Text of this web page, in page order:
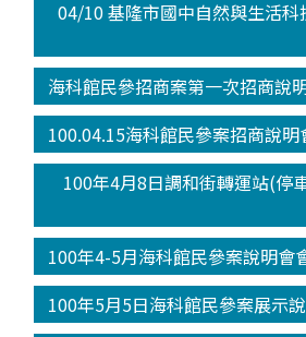
04/10 基隆市國中自然與生活科
海科館民參招商案第一次招商說
100.04.15海科館民參案招商說明
100年4月8日調和街轉運站(停
100年4-5月海科館民參案說明會
100年5月5日海科館民參案展示